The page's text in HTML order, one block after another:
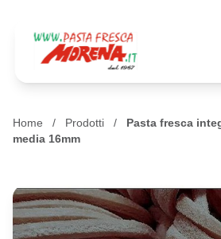
Home / Prodotti /
Pasta fresca
media 16mm